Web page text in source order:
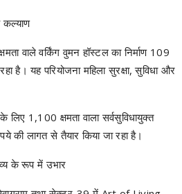
है। यह परियोजना महिला सुरक्षा, सुविधा और
लिए 1,100 क्षमता वाला सर्वसुविधायुक्त
लागत से तैयार किया जा रहा है।
के रूप में उभार
की गई है, जहाँ सांस्कृतिक और
विकसित हो रहे हैं।